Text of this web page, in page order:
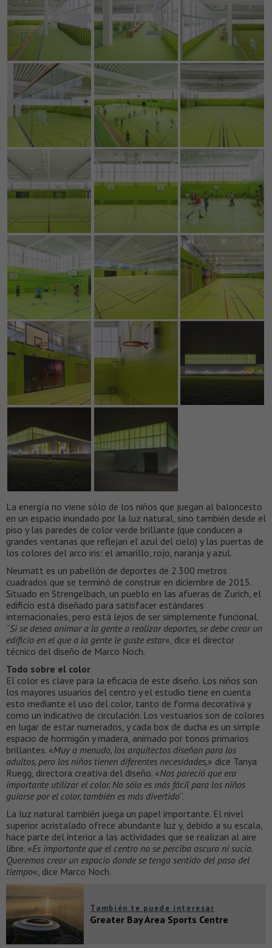
La energía no viene sólo de los niños que juegan al baloncesto
en un espacio inundado por la luz natural, sino también desde el
piso y las paredes de color verde brillante (que conducen a
grandes ventanas que reflejan el azul del cielo) y las puertas de
los colores del arco iris: el amarillo, rojo, naranja y azul.
Neumatt es un pabellón de deportes de 2.300 metros
cuadrados que se terminó de construir en diciembre de 2015.
Situado en Strengelbach, un pueblo en las afueras de Zurich, el
edificio está diseñado para satisfacer estándares
internacionales, pero está lejos de ser simplemente funcional.
“Si se desea animar a la gente a realizar deportes, se debe crear un
edificio en el que a la gente le guste estar«, dice el director
técnico del diseño de Marco Noch.
Todo sobre el color
El color es clave para la eficacia de este diseño. Los niños son
los mayores usuarios del centro y el estudio tiene en cuenta
esto mediante el uso del color, tanto de forma decorativa y
como un indicativo de circulación. Los vestuarios son de colores
en lugar de estar numerados, y cada box de ducha es un simple
espacio de hormigón y madera, animado por tonos primarios
brillantes. «Muy a menudo, los arquitectos diseñan para los
adultos, pero los niños tienen diferentes necesidades,» dice Tanya
Ruegg, directora creativa del diseño. «Nos pareció que era
importante utilizar el color. No sólo es más fácil para los niños
guiarse por el color, también es más divertido”.
La luz natural también juega un papel importante. El nivel
superior acristalado ofrece abundante luz y, debido a su escala,
hace parte del interior a las actividades que se realizan al aire
libre. «Es importante que el centro no se perciba oscuro ni sucio.
Queremos crear un espacio donde se tenga sentido del paso del
tiempo«, dice Marco Noch.
También te puede interesar
Greater Bay Area Sports Centre